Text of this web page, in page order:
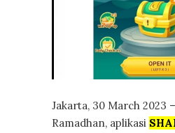
Jakarta, 30 March 2023
Ramadhan, aplikasi